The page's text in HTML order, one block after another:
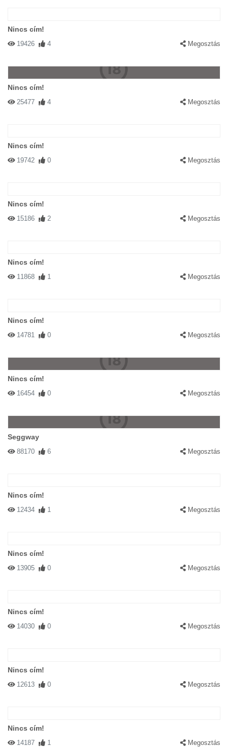
Nincs cím!
19426 4 Megosztás
Nincs cím!
25477 4 Megosztás
Nincs cím!
19742 0 Megosztás
Nincs cím!
15186 2 Megosztás
Nincs cím!
11868 1 Megosztás
Nincs cím!
14781 0 Megosztás
Nincs cím!
16454 0 Megosztás
Seggway
88170 6 Megosztás
Nincs cím!
12434 1 Megosztás
Nincs cím!
13905 0 Megosztás
Nincs cím!
14030 0 Megosztás
Nincs cím!
12613 0 Megosztás
Nincs cím!
14187 1 Megosztás